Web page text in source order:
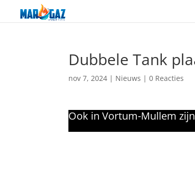
Dubbele Tank
nov 7, 2024 | Nieuws |0 Reacties
Ook in Vortum-Mullem